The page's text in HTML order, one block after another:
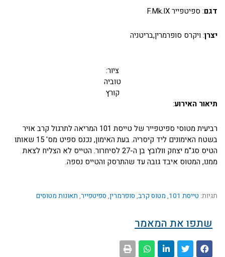
דגם: ספיטפייר F.Mk.IX
יצרן: ויקרס סופרמרין,בריטניה
ציור:
טוביה
קורץ
תיאור האירוע:
רביעית מטוסי ספיטפייר של טייסת 101 המריאה לתרגול קרב אויר
בשטח האימונים ליד קיסריה. בעת האימון, נכנס ספיט מס' 15 שאותו
הטיס סג"מ יצחק וולובץ בן ה-27 לסיחרור. הטייס לא הצליח לצאת
ממנו, המטוס איבד גובה עד שהתרסק והטייס נספה.
תגיות: טייסת 101 , מטוס קרב, סופרמרין, ספיטפייר, תאונות מטוסים
שתפו את המאמר